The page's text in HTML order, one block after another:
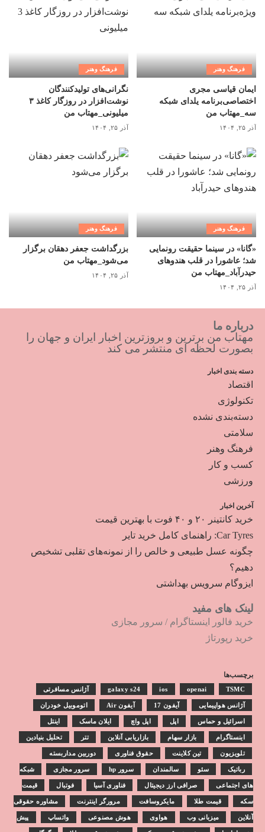
فرهنگ وهنر
ایمان قیاسی مجری
اختصاصی‌برنامه یلدای شبکه
سه_مهتاب من
آذر ۲۵, ۱۴۰۴
فرهنگ وهنر
نگرانی‌های تولیدکنندگان
نوشت‌افزار در روزگار کاغذ ۳
میلیونی_مهتاب من
آذر ۲۵, ۱۴۰۴
فرهنگ وهنر
«گانا» در سینما حقیقت رونمایی
شد؛ عاشورا در قلب هندوهای
حیدرآباد_مهتاب من
آذر ۲۵, ۱۴۰۴
فرهنگ وهنر
بزرگداشت جعفر دهقان برگزار
می‌شود_مهتاب من
آذر ۲۵, ۱۴۰۴
درباره ما
مهتاب من برترین و بروزترین اخبار ایران و جهان را
بصورت لحظه ای منتشر می کند
دسته بندی اخبار
اقتصاد
تکنولوژی
دسته‌بندی نشده
سلامتی
فرهنگ وهنر
کسب و کار
ورزشی
آخرین اخبار
خرید کانتینر ۲۰ و ۴۰ فوت با بهترین قیمت
Car Tyres: راهنمای کامل خرید تایر
چگونه عسل طبیعی و خالص را از نمونه‌های تقلبی تشخیص
دهیم؟
ایزوگام سرویس بهداشتی
لینک های مفید
خرید فالور اینستاگرام / سرور مجازی
خرید رپورتاژ
برچسب‌ها
galaxy s24 ios openai TSMC آژانس مسافرتی
آژانس هواپیمایی آیفون 17 آیفون Air اتوموبیل خودران
اسرائیل و حماس اپل اپل واچ ایلان ماسک اینتل
اینستاگرام بازار سهام بازاریابی آنلاین تتر تحلیل بنیادین
تلویزیون تین کلاینت حقوق فناوری دوربین مداربسته
رباتیک سئو سالمندان سرور hp سرور مجازی شبکه
های اجتماعی صرافی ارز دیجیتال فناوری آسیا فوتبال قیمت
سکه قیمت طلا مایکروسافت مرورگر اینترنت مشاوره حقوقی
آنلاین میزبانی وب هواوی هوش مصنوعی واتساپ پیش